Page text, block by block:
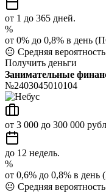
от 1 до 365 дней.
%
от 0% до 0,8% в день
😐 Средняя
Получить деньги
Занимательные
№2403045010104
от 3 000 до 300 000
до 12 недель.
%
от 0,6% до 0,8% в
😐 Средняя